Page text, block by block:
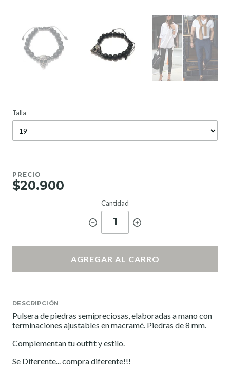
Talla
PRECIO
$20.900
Cantidad
1
AGREGAR AL CARRO
DESCRIPCIÓN
Pulsera de piedras semipreciosas, elaboradas a mano con
terminaciones ajustables en macramé. Piedras de 8 mm.
Complementan tu outfit y estilo.
Se Diferente... compra diferente!!!